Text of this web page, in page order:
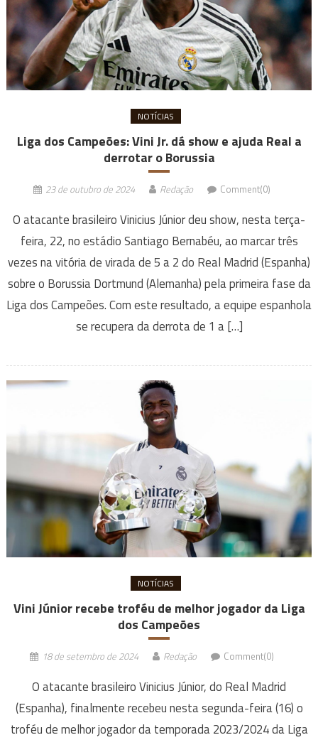
NOTÍCIAS
Liga dos Campeões: Vini Jr. dá show e ajuda Real a
derrotar o Borussia
23 de outubro de 2024 Redação Comment(0)
O atacante brasileiro Vinicius Júnior deu show, nesta terça-
feira, 22, no estádio Santiago Bernabéu, ao marcar três
vezes na vitória de virada de 5 a 2 do Real Madrid (Espanha)
sobre o Borussia Dortmund (Alemanha) pela primeira fase da
Liga dos Campeões. Com este resultado, a equipe espanhola
se recupera da derrota de 1 a […]
NOTÍCIAS
Vini Júnior recebe troféu de melhor jogador da Liga
dos Campeões
18 de setembro de 2024 Redação Comment(0)
O atacante brasileiro Vinicius Júnior, do Real Madrid
(Espanha), finalmente recebeu nesta segunda-feira (16) o
troféu de melhor jogador da temporada 2023/2024 da Liga